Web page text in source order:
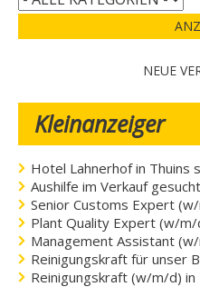
NEUE
Kleinanzeiger
Hotel Lahnerhof in Thuins
Aushilfe im Verkauf gesucht
Senior Customs Expert
Plant Quality Expert (w/m/
Management Assistant
Reinigungskraft für unser
Reinigungskraft (w/m/d)